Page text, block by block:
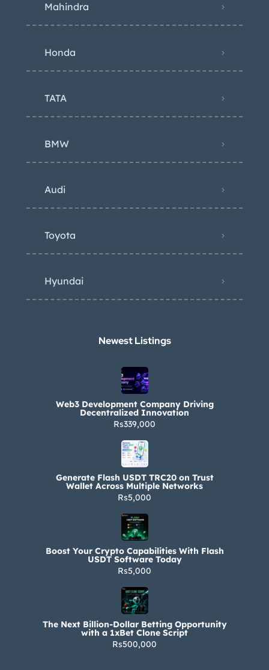
Mahindra
Honda
TATA
BMW
Audi
Toyota
Hyundai
Newest Listings​
Web3 Development Company Driving
Decentralized Innovation
Rs339,000
Generate Flash USDT TRC20 on Trust
Wallet Across Multiple Networks
Rs5,000
Boost Your Crypto Capabilities With Flash
USDT Software Today
Rs5,000
The Next Billion-Dollar Betting Opportunity
with a 1xBet Clone Script
Rs500,000